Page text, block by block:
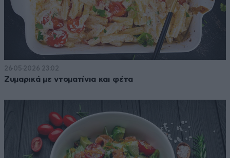
26·05·2026 23:02
Ζυμαρικά με ντοματίνια και φέτα